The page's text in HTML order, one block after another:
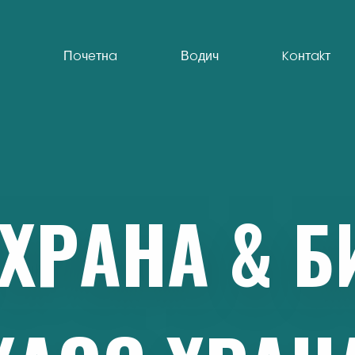
Пoчeтнa Вoдич Koнтakт
&